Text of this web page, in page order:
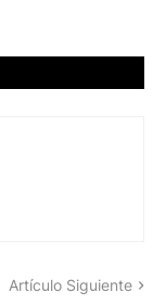
Artículo Siguiente